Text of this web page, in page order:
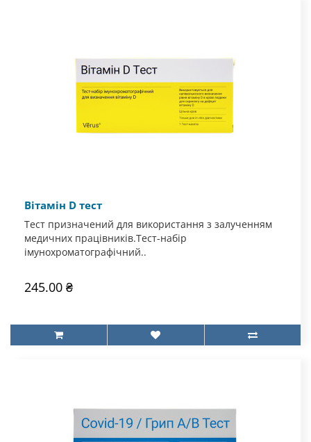
Вітамін D тест
Тест призначений для використання з залученням
медичних працівників.Тест-набір
імунохроматографічний..
245.00 ₴